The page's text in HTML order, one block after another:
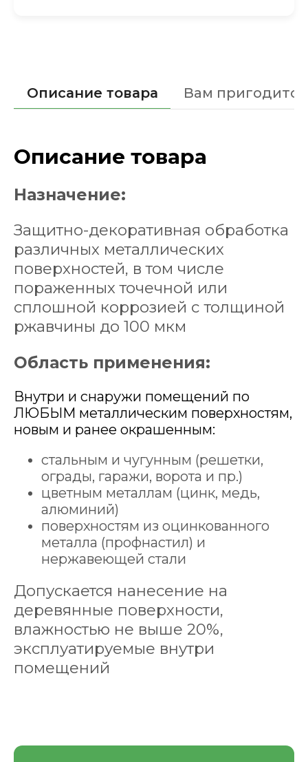
Описание товара Вам пригодится
Описание товара
Назначение:
Защитно-декоративная обработка
различных металлических
поверхностей, в том числе
пораженных точечной или
сплошной коррозией c толщиной
ржавчины до 100 мкм
Область применения:
Внутри и снаружи помещений по
ЛЮБЫМ металлическим поверхностям,
новым и ранее окрашенным:
стальным и чугунным (решетки,
ограды, гаражи, ворота и пр.)
цветным металлам (цинк, медь,
алюминий)
поверхностям из оцинкованного
металла (профнастил) и
нержавеющей стали
Допускается нанесение на
деревянные поверхности,
влажностью не выше 20%,
эксплуатируемые внутри
помещений